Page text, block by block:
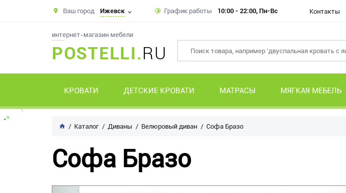
Ваш город Ижевск График работы 10:00 - 22:00, Пн-Вс Контакты
интернет-магазин мебели
POSTELLI.RU
КРОВАТИ ДЕТСКИЕ КРОВАТИ МАТРАСЫ МЯГКАЯ МЕБЕЛЬ
Каталог Диваны Велюровый диван Софа Бразо
Софа Бразо